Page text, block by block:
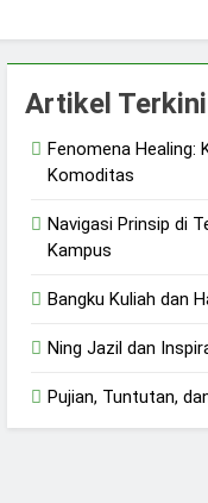
Artikel Terkini
Fenomena Healing:
Komoditas
Navigasi Prinsip di
Kampus
Bangku Kuliah dan
Ning Jazil dan
Pujian, Tuntutan,